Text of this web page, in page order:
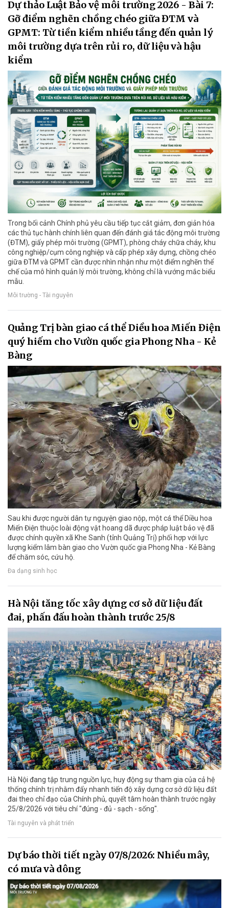
Dự thảo Luật Bảo vệ môi trường 2026 - Bài 7:
Gỡ điểm nghẽn chồng chéo giữa ĐTM và
GPMT: Từ tiền kiểm nhiều tầng đến quản lý
môi trường dựa trên rủi ro, dữ liệu và hậu
kiểm
Trong bối cảnh Chính phủ yêu cầu tiếp tục cắt giảm, đơn giản hóa
các thủ tục hành chính liên quan đến đánh giá tác động môi trường
(ĐTM), giấy phép môi trường (GPMT), phòng cháy chữa cháy, khu
công nghiệp/cụm công nghiệp và cấp phép xây dựng, chồng chéo
giữa ĐTM và GPMT cần được nhìn nhận như một điểm nghẽn thể
chế của mô hình quản lý môi trường, không chỉ là vướng mắc biểu
mẫu.
Môi trường - Tài nguyên
Quảng Trị bàn giao cá thể Diều hoa Miến Điện
quý hiếm cho Vườn quốc gia Phong Nha - Kẻ
Bàng
Sau khi được người dân tự nguyện giao nộp, một cá thể Diều hoa
Miến Điện thuộc loài động vật hoang dã được pháp luật bảo vệ đã
được chính quyền xã Khe Sanh (tỉnh Quảng Trị) phối hợp với lực
lượng kiểm lâm bàn giao cho Vườn quốc gia Phong Nha - Kẻ Bàng
để chăm sóc, cứu hộ.
Đa dạng sinh học
Hà Nội tăng tốc xây dựng cơ sở dữ liệu đất
đai, phấn đấu hoàn thành trước 25/8
Hà Nội đang tập trung nguồn lực, huy động sự tham gia của cả hệ
thống chính trị nhằm đẩy nhanh tiến độ xây dựng cơ sở dữ liệu đất
đai theo chỉ đạo của Chính phủ, quyết tâm hoàn thành trước ngày
25/8/2026 với tiêu chí "đúng - đủ - sạch - sống".
Tài nguyên và phát triển
Dự báo thời tiết ngày 07/8/2026: Nhiều mây,
có mưa và dông